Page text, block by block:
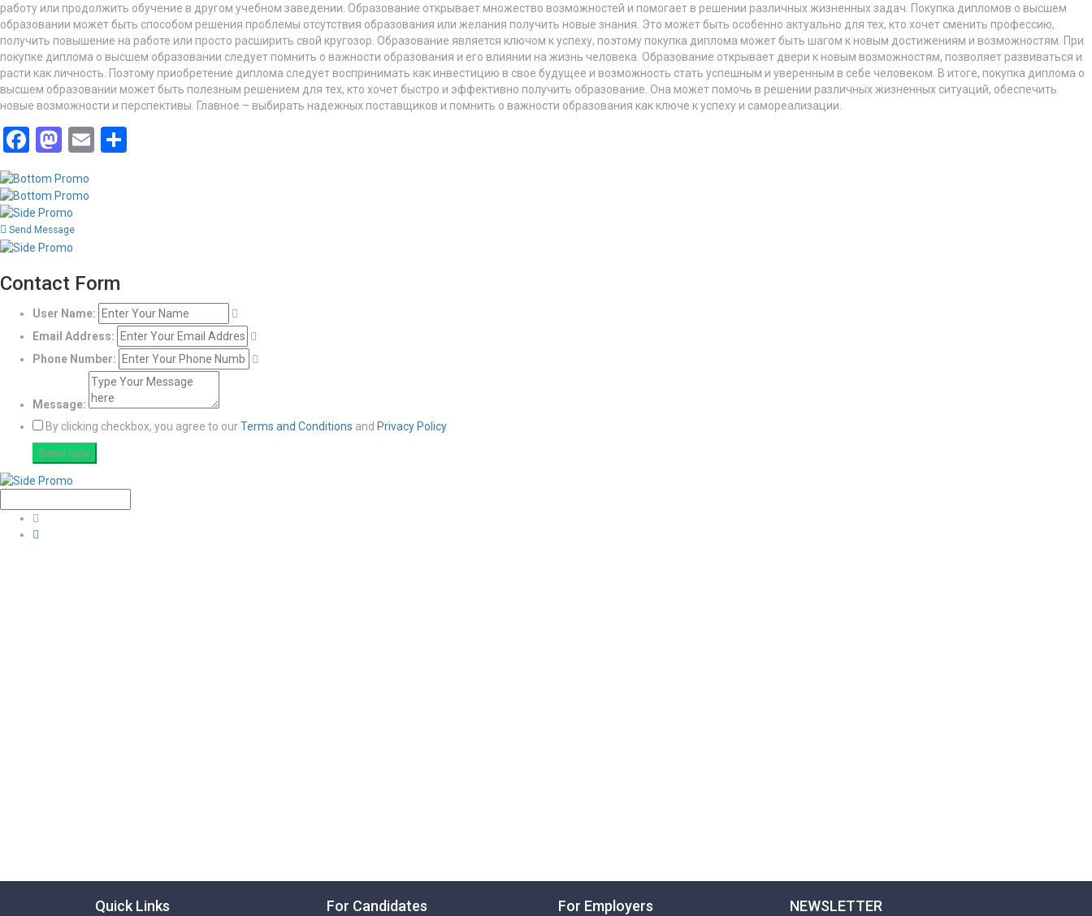
работу или продолжить обучение в другом учебном заведении. Образование открывает множество возможностей и помогает в решении различных жизненных задач. Покупка дипломов о высшем
образовании может быть способом решения проблемы отсутствия образования или желания получить новые знания. Это может быть особенно актуально для тех, кто хочет сменить профессию,
получить повышение на работе или просто расширить свой кругозор. Образование является ключом к успеху, поэтому покупка диплома может быть шагом к новым достижениям и возможностям. При
покупке диплома о высшем образовании следует помнить о важности образования и его влиянии на жизнь человека. Образование открывает двери к новым возможностям, позволяет развиваться и
расти как личность. Поэтому приобретение диплома следует воспринимать как инвестицию в свое будущее и возможность стать успешным и уверенным в себе человеком. В итоге, покупка диплома о
высшем образовании может быть полезным решением для тех, кто хочет быстро и эффективно получить образование. Она может помочь в решении различных жизненных ситуаций, обеспечить
новые возможности и перспективы. Главное – выбирать надежных поставщиков и помнить о важности образования как ключе к успеху и самореализации.
Facebook
Mastodon
Email
Send Message
Contact Form
User Name:
Email Address:
Phone Number:
Message:
By clicking checkbox, you agree to ourTerms and Conditions and Privacy Policy
Quick Links For Candidates For Employers NEWSLETTER